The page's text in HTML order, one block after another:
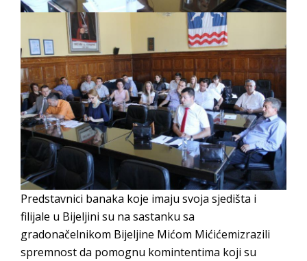
Predstavnici banaka koje imaju svoja sjedišta i
filijale u Bijeljini su na sastanku sa
gradonačelnikom Bijeljine Mićom Mićićemizrazili
spremnost da pomognu komintentima koji su